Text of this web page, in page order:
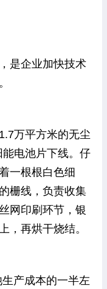
是企业加快技术
万平方米的无尘
电池片下线。仔
一根根白色细
栅线，负责收集
网印刷环节，银
，再烘干烧结。
产成本的一半左